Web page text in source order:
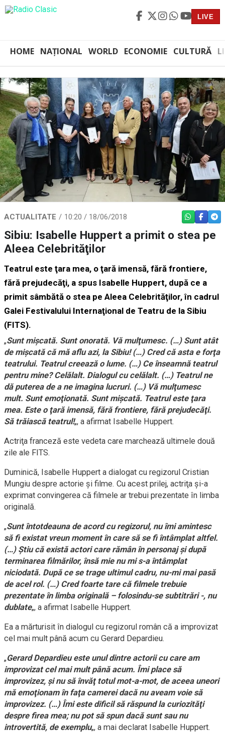
LIVE
HOME NAȚIONAL WORLD ECONOMIE CULTURĂ
ACTUALITATE 10:20 / 18/06/2018 WHATSAPP
Sibiu: Isabelle Huppert a primit o stea pe
Aleea Celebrităţilor
Teatrul este ţara mea, o ţară imensă, fără frontiere,
fără prejudecăţi, a spus Isabelle Huppert, după ce a
primit sâmbătă o stea pe Aleea Celebrităţilor, în cadrul
Galei Festivalului Internaţional de Teatru de la Sibiu
(FITS).
„Sunt mişcată. Sunt onorată. Vă mulţumesc. (…) Sunt atât
de mişcată că mă aflu azi, la Sibiu! (…) Cred că asta e forţa
teatrului. Teatrul creează o lume. (…) Ce înseamnă teatrul
pentru mine? Celălalt. Dialogul cu celălalt. (…) Teatrul ne
dă puterea de a ne imagina lucruri. (…) Vă mulţumesc
mult. Sunt emoţionată. Sunt mişcată. Teatrul este ţara
mea. Este o ţară imensă, fără frontiere, fără prejudecăţi.
Să trăiască teatrul!„, a afirmat Isabelle Huppert.
Actriţa franceză este vedeta care marchează ultimele două
zile ale FITS.
Duminică, Isabelle Huppert a dialogat cu regizorul Cristian
Mungiu despre actorie şi filme. Cu acest prilej, actriţa şi-a
exprimat convingerea că filmele ar trebui prezentate în limba
originală.
„Sunt întotdeauna de acord cu regizorul, nu îmi amintesc
să fi existat vreun moment în care să se fi întâmplat altfel.
(…) Ştiu că există actori care rămân în personaj şi după
terminarea filmărilor, însă mie nu mi s-a întâmplat
niciodată. După ce se trage ultimul cadru, nu-mi mai pasă
de acel rol. (…) Cred foarte tare că filmele trebuie
prezentate în limba originală – folosindu-se subtitrări -, nu
dublate„, a afirmat Isabelle Huppert.
Ea a mărturisit în dialogul cu regizorul român că a improvizat
cel mai mult până acum cu Gerard Depardieu.
„Gerard Depardieu este unul dintre actorii cu care am
improvizat cel mai mult până acum. Îmi place să
improvizez, şi nu să învăţ totul mot-a-mot, de aceea uneori
mă emoţionam în faţa camerei dacă nu aveam voie să
improvizez. (…) Îmi este dificil să răspund la curiozităţi
despre firea mea; nu pot să spun dacă sunt sau nu
introvertită, de exemplu„, a mai declarat Isabelle Huppert.